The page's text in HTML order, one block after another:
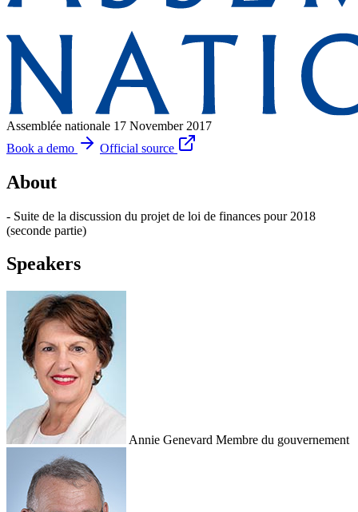
Assemblée nationale 17 November 2017
Book a demo
Official source
About
- Suite de la discussion du projet de loi de finances pour 2018
(seconde partie)
Speakers
Annie Genevard Membre du gouvernement